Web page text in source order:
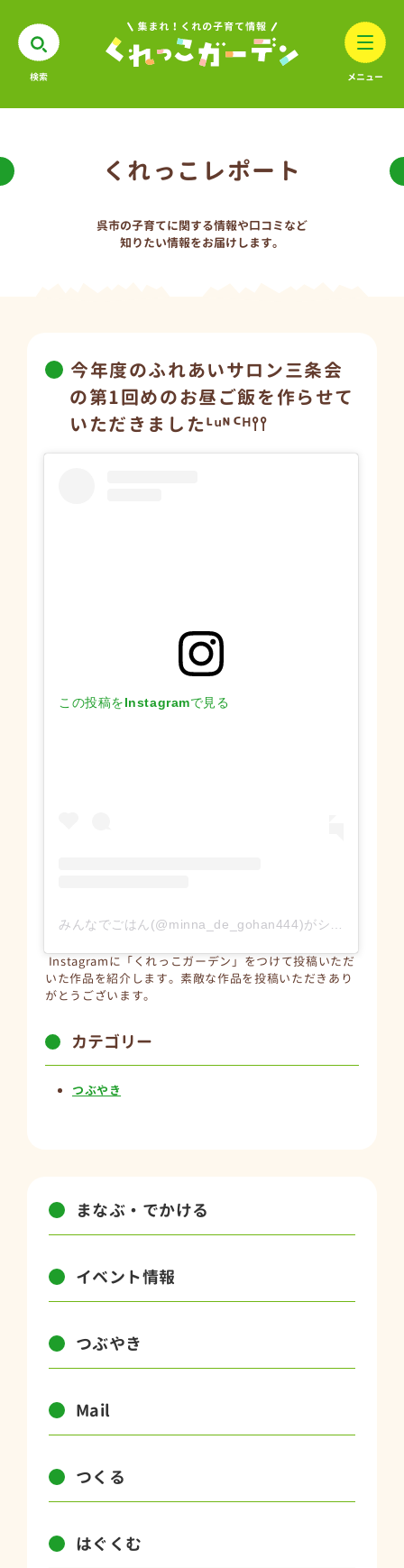
検索 メニュー
くれっこレポート
呉市の子育てに関する情報や口コミなど
知りたい情報をお届けします。
今年度のふれあいサロン三条会
の第1回めのお昼ご飯を作らせて
いただきましたᴸᵘᴺᑦᴴ𖥣𖥣
この投稿をInstagramで見る
Instagramに「くれっこガーデン」をつけて投稿いただ
いた作品を紹介します。素敵な作品を投稿いただきあり
がとうございます。
カテゴリー
つぶやき
まなぶ・でかける
イベント情報
つぶやき
Mail
つくる
はぐくむ